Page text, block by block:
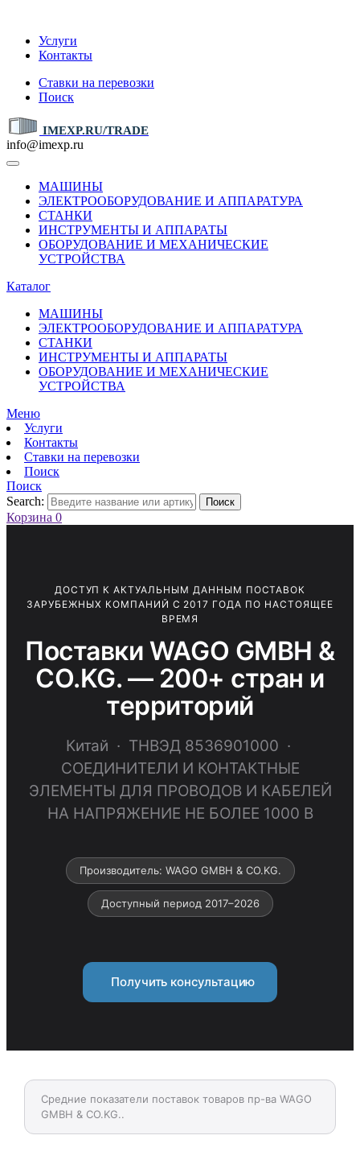
Услуги
Контакты
Ставки на перевозки
Поиск
IMEXP.RU/TRADE
info@imexp.ru
МАШИНЫ
ЭЛЕКТРООБОРУДОВАНИЕ И АППАРАТУРА
СТАНКИ
ИНСТРУМЕНТЫ И АППАРАТЫ
ОБОРУДОВАНИЕ И МЕХАНИЧЕСКИЕ
УСТРОЙСТВА
Каталог
МАШИНЫ
ЭЛЕКТРООБОРУДОВАНИЕ И АППАРАТУРА
СТАНКИ
ИНСТРУМЕНТЫ И АППАРАТЫ
ОБОРУДОВАНИЕ И МЕХАНИЧЕСКИЕ
УСТРОЙСТВА
Меню
Услуги
Контакты
Ставки на перевозки
Поиск
Поиск
Search:
Поиск
Корзина 0
ДОСТУП К АКТУАЛЬНЫМ ДАННЫМ ПОСТАВОК
ЗАРУБЕЖНЫХ КОМПАНИЙ С 2017 ГОДА ПО НАСТОЯЩЕЕ
ВРЕМЯ
Поставки WAGO GMBH &
CO.KG. — 200+ стран и
территорий
Китай · ТНВЭД 8536901000 ·
СОЕДИНИТЕЛИ И КОНТАКТНЫЕ
ЭЛЕМЕНТЫ ДЛЯ ПРОВОДОВ И КАБЕЛЕЙ
НА НАПРЯЖЕНИЕ НЕ БОЛЕЕ 1000 В
Производитель: WAGO GMBH & CO.KG.
Доступный период 2017–2026
Получить консультацию
Средние показатели поставок товаров пр-ва WAGO
GMBH & CO.KG..